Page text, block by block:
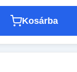
Kosárba